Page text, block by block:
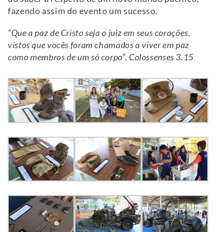
fazendo assim do evento um sucesso.
“Que a paz de Cristo seja o juiz em seus corações,
vistos que vocês foram chamados a viver em paz
como membros de um só corpo”. Colossenses 3.15